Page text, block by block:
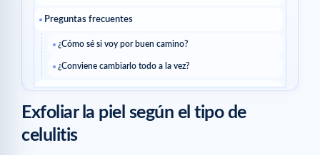
Preguntas frecuentes
¿Cómo sé si voy por buen camino?
¿Conviene cambiarlo todo a la vez?
Artículos relacionados
Exfoliar la piel según el tipo de
celulitis